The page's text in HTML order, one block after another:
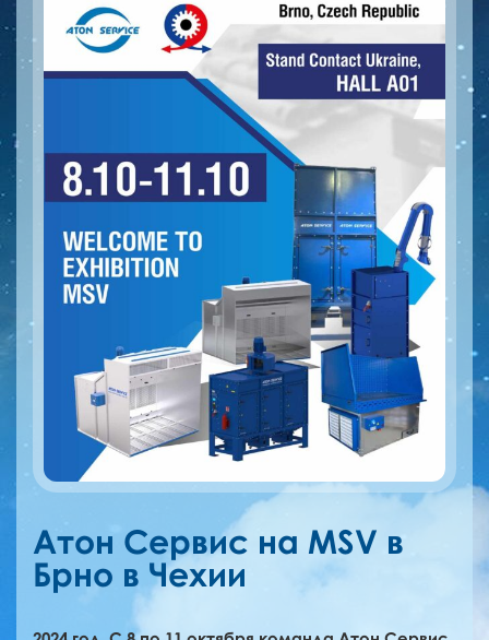
Атон Сервис на MSV в
Брно в Чехии